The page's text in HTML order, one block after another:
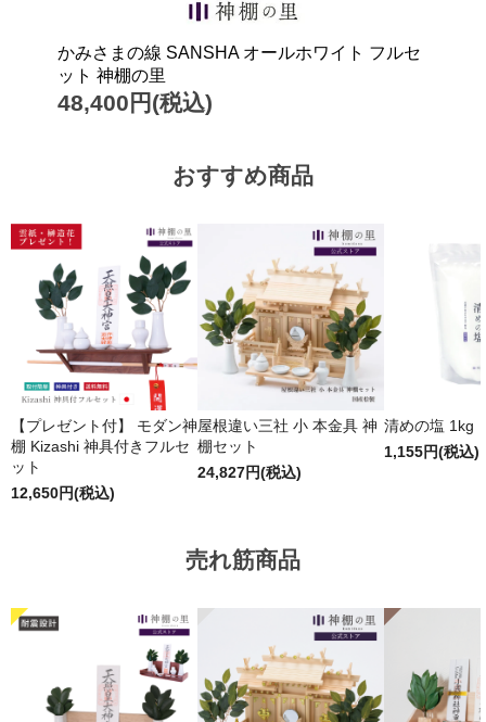
かみさまの線 SANSHA オールホワイト フルセ
ット 神棚の里
48,400円(税込)
おすすめ商品
【プレゼント付】 モダン神
棚 Kizashi 神具付きフルセ
ット
12,650円(税込)
屋根違い三社 小 本金具 神
棚セット
24,827円(税込)
清めの塩 1kg
1,155円(税込)
売れ筋商品